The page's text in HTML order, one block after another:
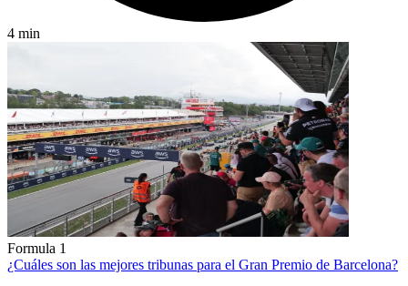
4 min
Formula 1
¿Cuáles son las mejores tribunas para el Gran Premio de Barcelona?